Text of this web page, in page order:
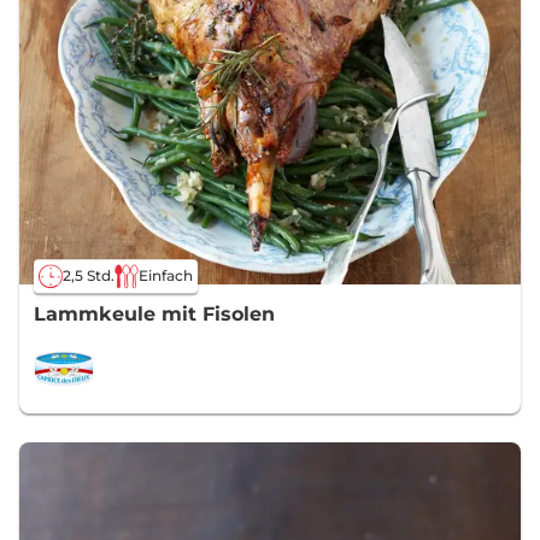
2,5 Std. Einfach
Lammkeule mit Fisolen